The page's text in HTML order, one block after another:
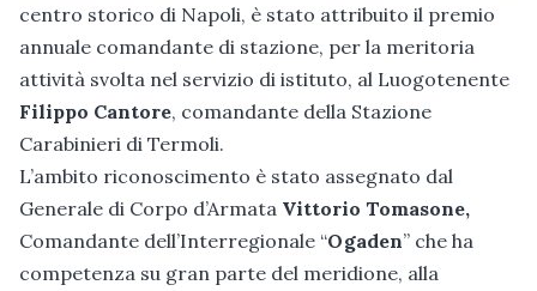
centro storico di Napoli, è stato attribuito il premio
annuale comandante di stazione, per la meritoria
attività svolta nel servizio di istituto, al Luogotenente
Filippo Cantore, comandante della Stazione
Carabinieri di Termoli.
L’ambito riconoscimento è stato assegnato dal
Generale di Corpo d’Armata Vittorio Tomasone,
Comandante dell’Interregionale “Ogaden” che ha
competenza su gran parte del meridione, alla